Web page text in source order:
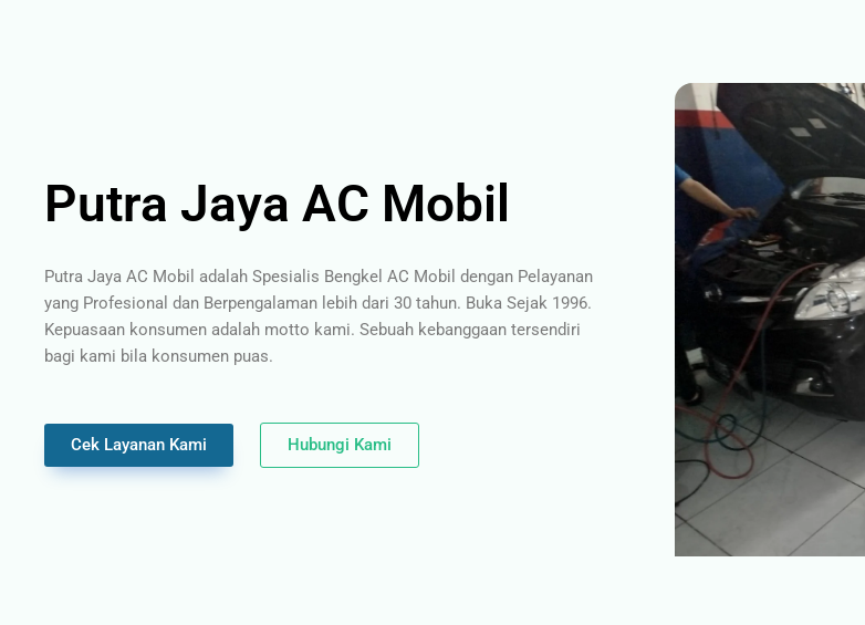
Putra Jaya AC Mobil
Putra Jaya AC Mobil adalah Spesialis Bengkel AC Mobil dengan Pelayanan
yang Profesional dan Berpengalaman lebih dari 30 tahun. Buka Sejak 1996.
Kepuasaan konsumen adalah motto kami. Sebuah kebanggaan tersendiri
bagi kami bila konsumen puas.
Cek Layanan Kami Hubungi Kami